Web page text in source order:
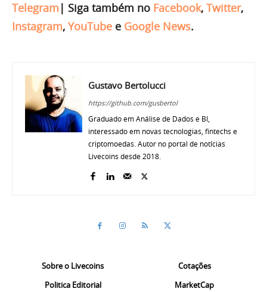
Telegram | Siga também no Facebook, Twitter,
Instagram, YouTube e Google News.
Gustavo Bertolucci
https://github.com/gusbertol
Graduado em Análise de Dados e BI,
interessado em novas tecnologias, fintechs e
criptomoedas. Autor no portal de notícias
Livecoins desde 2018.
Sobre o Livecoins
Politica Editorial
Cotações
MarketCap